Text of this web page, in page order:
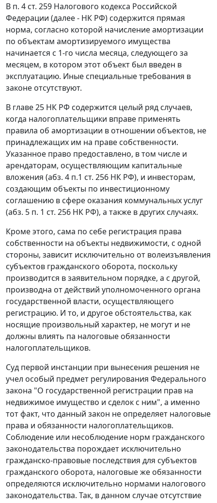
В п. 4 ст. 259 Налогового кодекса Российской
Федерации (далее - НК РФ) содержится прямая
норма, согласно которой начисление амортизации
по объектам амортизируемого имущества
начинается с 1-го числа месяца, следующего за
месяцем, в котором этот объект был введен в
эксплуатацию. Иные специальные требования в
законе отсутствуют.
В главе 25 НК РФ содержится целый ряд случаев,
когда налогоплательщики вправе применять
правила об амортизации в отношении объектов, не
принадлежащих им на праве собственности.
Указанное право предоставлено, в том числе и
арендаторам, осуществляющим капитальные
вложения (абз. 4 п.1 ст. 256 НК РФ), и инвесторам,
создающим объекты по инвестиционному
соглашению в сфере оказания коммунальных услуг
(абз. 5 п. 1 ст. 256 НК РФ), а также в других случаях.
Кроме этого, сама по себе регистрация права
собственности на объекты недвижимости, с одной
стороны, зависит исключительно от волеизъявления
субъектов гражданского оборота, поскольку
производится в заявительном порядке, а с другой,
производна от действий уполномоченного органа
государственной власти, осуществляющего
регистрацию. И то, и другое обстоятельства, как
носящие произвольный характер, не могут и не
должны влиять па налоговые обязанности
налогоплательщиков.
Суд первой инстанции при вынесения решения не
учел особый предмет регулирования Федерального
закона "О государственной регистрации прав на
недвижимое имущество и сделок с ним", а именно
тот факт, что данный закон не определяет налоговые
права и обязанности налогоплательщиков.
Соблюдение или несоблюдение норм гражданского
законодательства порождает исключительно
гражданско-правовые последствия для субъектов
гражданского оборота, налоговые же обязанности
определяются исключительно нормами налогового
законодательства. Так, в данном случае отсутствие